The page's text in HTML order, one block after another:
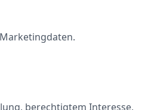
berechtigtem Interesse,